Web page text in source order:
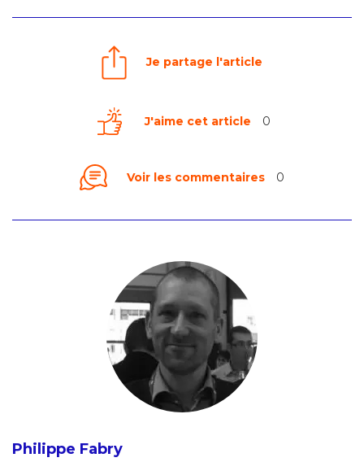
Je partage l'article
J'aime cet article 0
Voir les commentaires 0
Philippe Fabry